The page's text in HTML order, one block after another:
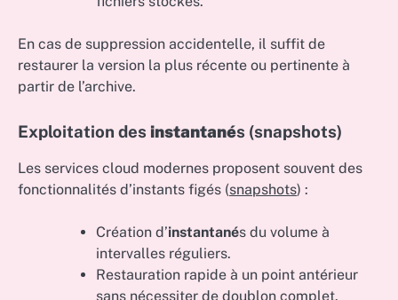
En cas de suppression accidentelle, il suffit de
restaurer la version la plus récente ou pertinente à
partir de l’archive.
Exploitation des instantanés (snapshots)
Les services cloud modernes proposent souvent des
fonctionnalités d’instants figés (snapshots) :
Création d’instantanés du volume à
intervalles réguliers.
Restauration rapide à un point antérieur
sans nécessiter de doublon complet.